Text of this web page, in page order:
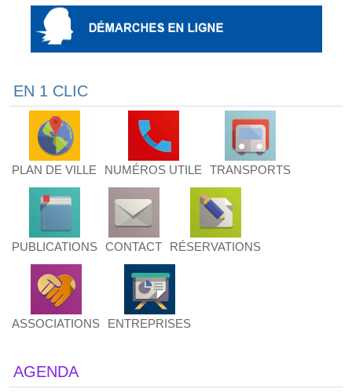
EN 1 CLIC
PLAN DE VILLE NUMÉROS UTILE TRANSPORTS
PUBLICATIONS CONTACT RÉSERVATIONS
ASSOCIATIONS ENTREPRISES
AGENDA